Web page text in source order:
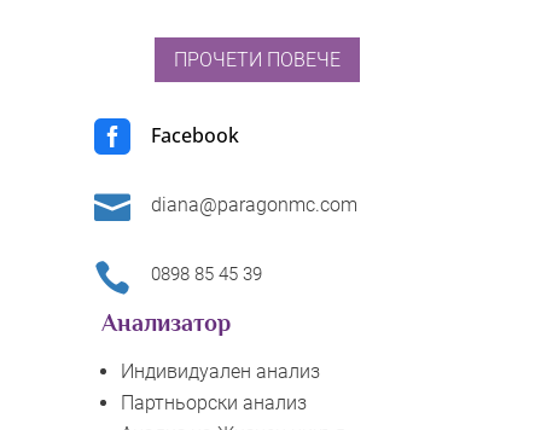
ПРОЧЕТИ ПОВЕЧЕ
 Facebook
 diana@paragonmc.com
 0898 85 45 39
Анализатор
Индивидуален анализ
Партньорски анализ